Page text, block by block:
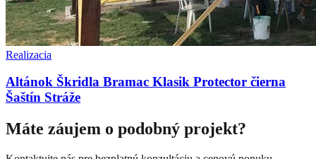
Realizacia
Altánok Škridla Bramac Klasik Protector čierna
Šaštín Stráže
Máte záujem o podobný projekt?